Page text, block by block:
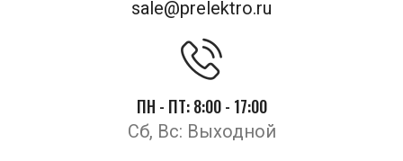
sale@prelektro.ru
ПН - ПТ: 8:00 - 17:00
Сб, Вс: Выходной